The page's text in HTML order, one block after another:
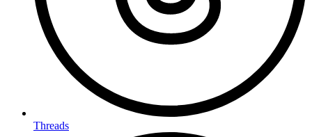
Threads